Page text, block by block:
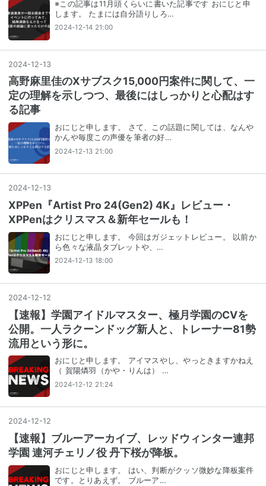
※この記事は11月頭くらいに書いた記事です おにじと申
します。 たまには自分語りしろ…
2024-12-14 21:00
2024-12-13
高野麻里佳のXサブスク15,000円案件に関して、一
定の理解を示しつつ、最後にはしっかりと心配はす
る記事
おにじと申します。 さて、この話題に関しては、なんや
かんや毎度この声優を筆者の好…
2024-12-13 21:00
2024-12-13
XPPen『Artist Pro 24(Gen2) 4K』レビュー・
XPPenはクリスマス＆新年セールも！
おにじと申します。 今回はガジェットレビュー。 以前か
ら色々な液晶タブレットや、…
2024-12-13 18:00
2024-12-12
【速報】学園アイドルマスター、極月学園のCVを
公開。一人ラクーンドッグ新人と、トレーナー81勢
流用という形に。
おにじと申します。 アイマスやし、やっときますかねえ
（ 賀陽燐羽（かや・りんは） …
2024-12-12 21:24
2024-12-12
【速報】ブルーアーカイブ、レッドウィンター連邦
学園 連河チェリノ役 丹下桜が降板。
おにじと申します。 はい、判断がクッソ微妙な降板案件
です。とりあえず。 ブルーア…